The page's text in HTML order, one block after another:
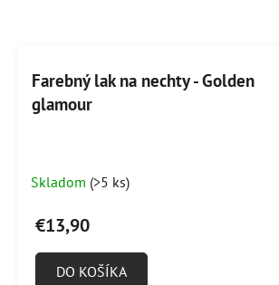
Farebný lak na nechty - Golden
glamour
Skladom (>5 ks)
€13,90
DO KOŠÍKA